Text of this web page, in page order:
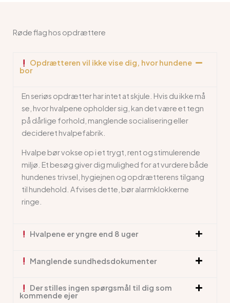
Røde flag hos opdrættere
Opdrætteren vil ikke vise dig, hvor hundene
bor
En seriøs opdrætter har intet at skjule. Hvis du ikke må
se, hvor hvalpene opholder sig, kan det være et tegn
på dårlige forhold, manglende socialisering eller
decideret hvalpefabrik.
Hvalpe bør vokse op i et trygt, rent og stimulerende
miljø. Et besøg giver dig mulighed for at vurdere både
hundenes trivsel, hygiejnen og opdrætterens tilgang
til hundehold. Afvises dette, bør alarmklokkerne
ringe.
Hvalpene er yngre end 8 uger
Manglende sundhedsdokumenter
Der stilles ingen spørgsmål til dig som
kommende ejer